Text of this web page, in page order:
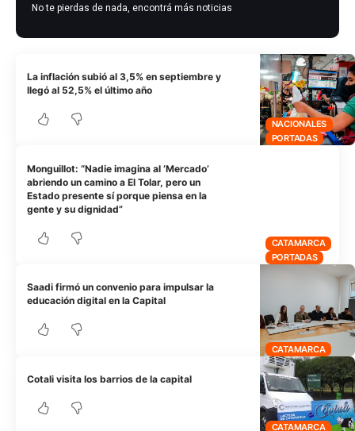
No te pierdas de nada, encontrá más noticias
NACIONALES
PORTADAS
La inflación subió al 3,5% en septiembre y
llegó al 52,5% el último año
CATAMARCA
PORTADAS
Monguillot: “Nadie imagina al ‘Mercado’
abriendo un camino a El Tolar, pero un
Estado presente sí porque piensa en la
gente y su dignidad”
CATAMARCA
Saadi firmó un convenio para impulsar la
educación digital en la Capital
CATAMARCA
Cotali visita los barrios de la capital